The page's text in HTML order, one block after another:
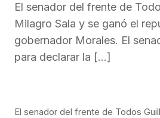
El senador del frente de
Milagro Sala y se ganó el
gobernador Morales. El
para declarar la […]
El senador del frente de Todos